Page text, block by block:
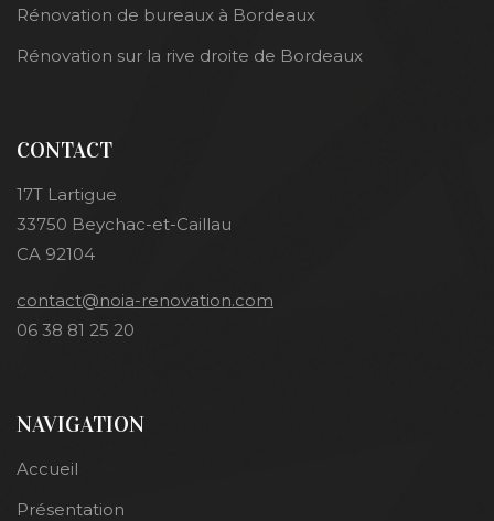
Rénovation de bureaux à Bordeaux
Rénovation sur la rive droite de Bordeaux
CONTACT
17T Lartigue
33750 Beychac-et-Caillau
CA 92104
contact@noia-renovation.com
06 38 81 25 20
NAVIGATION
Accueil
Présentation